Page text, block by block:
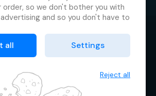
GMF Aquapark Prague, a.s.
персональных данных
Договорные условия
Менеджер файлов cookie
so we don't bother you with
and so you don't have to
need your consent toprocessing
small files which are temporarily
us to improve the website.
all Settings
Reject all